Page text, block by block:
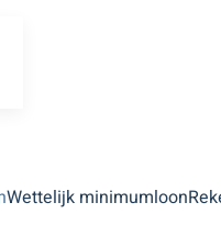
Wettelijk minimumloon